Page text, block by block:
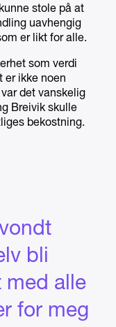
stole på at
uavhengig
er likt for alle.
som verdi
er ikke noen
det vanskelig
Breivik skulle
bekostning.
bli
med alle
for meg